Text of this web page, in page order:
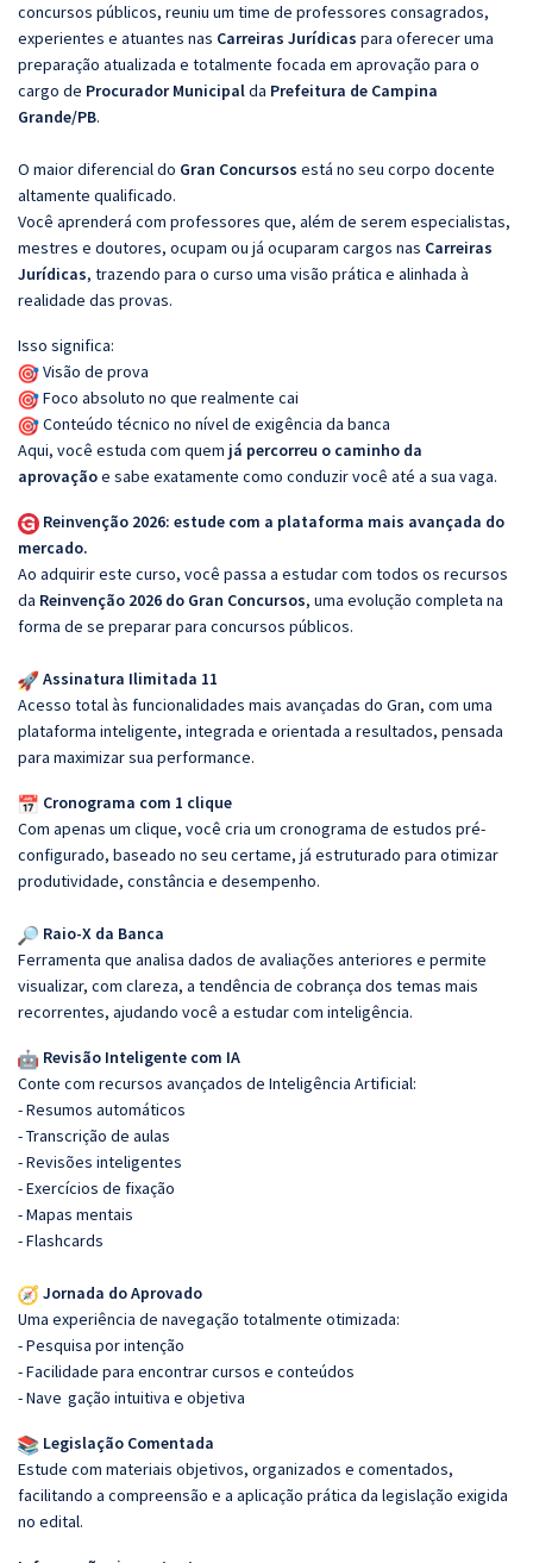
concursos públicos, reuniu um time de professores consagrados,
experientes e atuantes nas Carreiras Jurídicas para oferecer uma
preparação atualizada e totalmente focada em aprovação para o
cargo de Procurador Municipalda Prefeitura de Campina
Grande/PB.
O maior diferencial do Gran Concursos está no seu corpo docente
altamente qualificado.
Você aprenderá com professores que, além de serem especialistas,
mestres e doutores, ocupam ou já ocuparam cargos nas Carreiras
Jurídicas, trazendo para o curso uma visão prática e alinhada à
realidade das provas.
Isso significa:
Visão de prova
Foco absoluto no que realmente cai
Conteúdo técnico no nível de exigência da banca
Aqui, você estuda com quem já percorreu o caminho da
aprovaçãoe sabe exatamente como conduzir você até a sua vaga.
Reinvenção 2026: estude com a plataforma mais avançada do
mercado.
Ao adquirir este curso, você passa a estudar com todos os recursos
da Reinvenção 2026 do Gran Concursos, uma evolução completa na
forma de se preparar para concursos públicos.
Assinatura Ilimitada 11
Acesso total às funcionalidades mais avançadas do Gran, com uma
plataforma inteligente, integrada e orientada a resultados, pensada
para maximizar sua performance.
Cronograma com 1 clique
Com apenas um clique, você cria um cronograma de estudos pré-
configurado, baseado no seu certame, já estruturado para otimizar
produtividade, constância e desempenho.
Raio-X da Banca
Ferramenta que analisa dados de avaliações anteriores e permite
visualizar, com clareza, a tendência de cobrança dos temas mais
recorrentes, ajudando você a estudar com inteligência.
Revisão Inteligente com IA
Conte com recursos avançados de Inteligência Artificial:
- Resumos automáticos
- Transcrição de aulas
- Revisões inteligentes
- Exercícios de fixação
- Mapas mentais
- Flashcards
Jornada do Aprovado
Uma experiência de navegação totalmente otimizada:
- Pesquisa por intenção
- Facilidade para encontrar cursos e conteúdos
- Nave gação intuitiva e objetiva
Legislação Comentada
Estude com materiais objetivos, organizados e comentados,
facilitando a compreensão e a aplicação prática da legislação exigida
no edital.